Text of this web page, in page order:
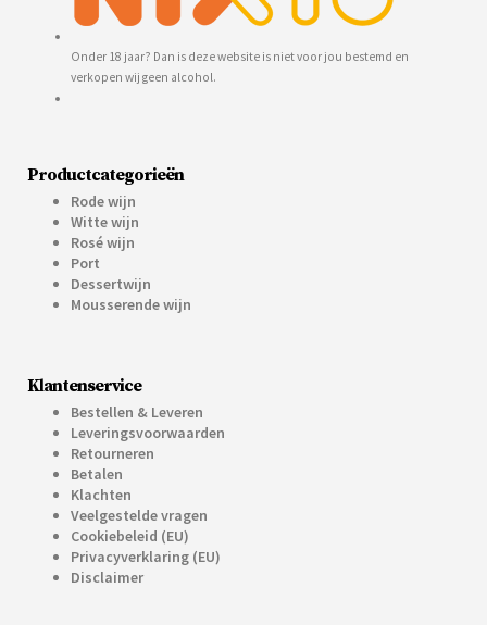
Onder 18 jaar? Dan is deze website is niet voor jou bestemd en
verkopen wij geen alcohol.
Productcategorieën
Rode wijn
Witte wijn
Rosé wijn
Port
Dessertwijn
Mousserende wijn
Klantenservice
Bestellen & Leveren
Leveringsvoorwaarden
Retourneren
Betalen
Klachten
Veelgestelde vragen
Cookiebeleid (EU)
Privacyverklaring (EU)
Disclaimer